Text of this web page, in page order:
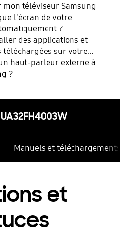
téléviseur Samsung
l'écran de votre
?
des applications et
téléchargées sur votre
haut-parleur externe à
?
UA32FH4003W
Manuels et téléchargements
et